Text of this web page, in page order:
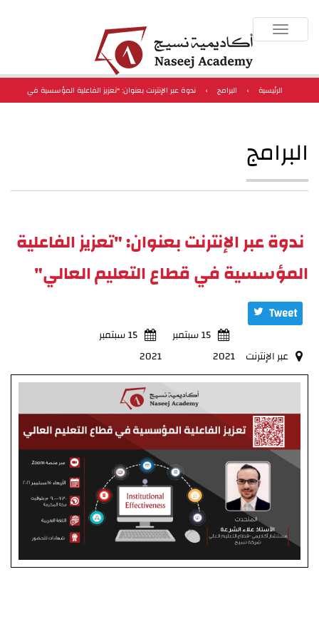
Toggle
navigation
الرئيسية › البرامج ›
ندوة عبر الإنترنت بعنوان: "تعزيز الفاعلية المؤسسية في
البرامج
ندوة عبر الإنترنت بعنوان: "تعزيز الفاعلية
المؤسسية في قطاع التعليم العالي"
Tweet
عبر الإنترنت
15 سبتمبر
2021
15 سبتمبر
2021